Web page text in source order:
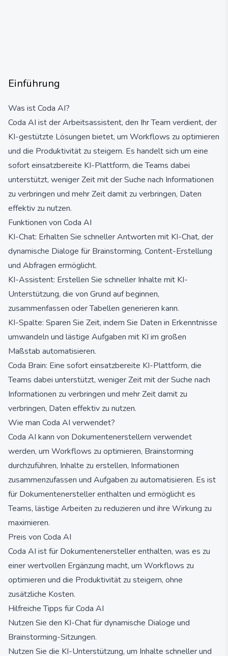
Einführung
Was ist Coda AI?
Coda AI ist der Arbeitsassistent, den Ihr Team verdient, der
KI-gestützte Lösungen bietet, um Workflows zu optimieren
und die Produktivität zu steigern. Es handelt sich um eine
sofort einsatzbereite KI-Plattform, die Teams dabei
unterstützt, weniger Zeit mit der Suche nach Informationen
zu verbringen und mehr Zeit damit zu verbringen, Daten
effektiv zu nutzen.
Funktionen von Coda AI
KI-Chat: Erhalten Sie schneller Antworten mit KI-Chat, der
dynamische Dialoge für Brainstorming, Content-Erstellung
und Abfragen ermöglicht.
KI-Assistent: Erstellen Sie schneller Inhalte mit KI-
Unterstützung, die von Grund auf beginnen,
zusammenfassen oder Tabellen generieren kann.
KI-Spalte: Sparen Sie Zeit, indem Sie Daten in Erkenntnisse
umwandeln und lästige Aufgaben mit KI im großen
Maßstab automatisieren.
Coda Brain: Eine sofort einsatzbereite KI-Plattform, die
Teams dabei unterstützt, weniger Zeit mit der Suche nach
Informationen zu verbringen und mehr Zeit damit zu
verbringen, Daten effektiv zu nutzen.
Wie man Coda AI verwendet?
Coda AI kann von Dokumentenerstellern verwendet
werden, um Workflows zu optimieren, Brainstorming
durchzuführen, Inhalte zu erstellen, Informationen
zusammenzufassen und Aufgaben zu automatisieren. Es ist
für Dokumentenersteller enthalten und ermöglicht es
Teams, lästige Arbeiten zu reduzieren und ihre Wirkung zu
maximieren.
Preis von Coda AI
Coda AI ist für Dokumentenersteller enthalten, was es zu
einer wertvollen Ergänzung macht, um Workflows zu
optimieren und die Produktivität zu steigern, ohne
zusätzliche Kosten.
Hilfreiche Tipps für Coda AI
Nutzen Sie den KI-Chat für dynamische Dialoge und
Brainstorming-Sitzungen.
Nutzen Sie die KI-Unterstützung, um Inhalte schneller und